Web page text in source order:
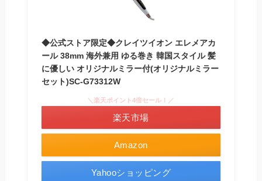
◆公式ストア限定◆クレイツイオン エレメアカ
ール 38mm 海外兼用 ゆる巻き 韓国スタイル 髪
に優しい オリジナルミラー付(オリジナルミラー
セット)SC-G73312W
Amazon
＼楽天ポイント4倍セール！／
楽天市場
Yahooショッピング